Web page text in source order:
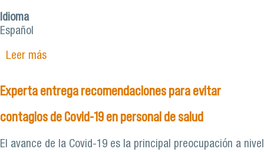
Idioma
Español
Leer mássobre Más de mil cien estudiantes se
Experta entrega recomendaciones para evitar
contagios de Covid-19 en personal de salud
El avance de la Covid-19 es la principal preocupación a nivel